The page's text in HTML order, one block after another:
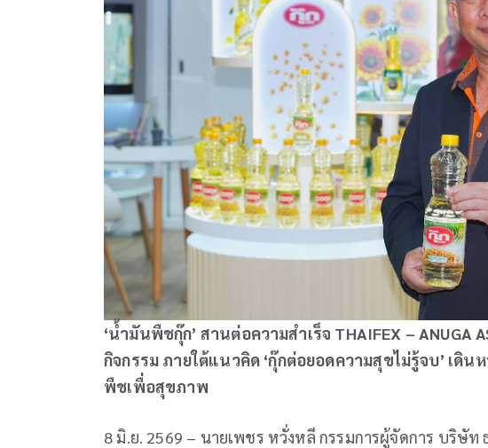
‘น้ำมันพืชกุ๊ก’ สานต่อความสำเร็จ THAIFEX – ANUGA
กิจกรรม ภายใต้แนวคิด ‘กุ๊กต่อยอดความสุขไม่รู้จบ’ เดิ
พืชเพื่อสุขภาพ
8 มิ.ย. 2569 – นายเพชร หวั่งหลี กรรมการผู้จัดการ บริ